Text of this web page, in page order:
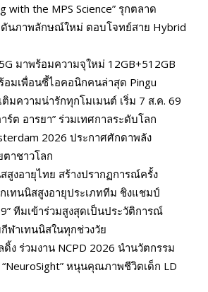
with the MPS Science” รุกตลาด
ดันภาพลักษณ์ใหม่ ตอบโจทย์สาย Hybrid
มาพร้อมความจุใหม่ 12GB+512GB
อมเพื่อนซี้ไอคอนิกคนล่าสุด Pingu
ติมความน่ารักทุกโมเมนต์ เริ่ม 7 ส.ค. 69
าร์ต อารยา” ร่วมเทศกาลระดับโลก
2026 ประกาศศักดาพลัง
าชาวโลก
สูงอายุไทย สร้างปรากฏการณ์ครั้ง
เทนนิสสูงอายุประเภททีม ชิงแชมป์
ทีมเข้าร่วมสูงสุดเป็นประวัติการณ์
ฬาเทนนิสในทุกช่วงวัย
ง ร่วมงาน NCPD 2026 นำนวัตกรรม
“NeuroSight” หนุนคุณภาพชีวิตเด็ก LD